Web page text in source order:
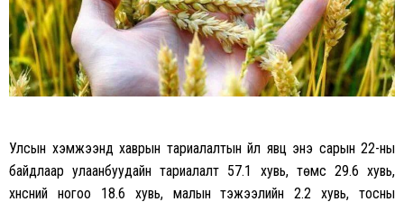
Улсын хэмжээнд хаврын тариалалтын үйл явц энэ сарын 22-ны
байдлаар улаанбуудайн тариалалт 57.1 хувь, төмс 29.6 хувь,
хүнсний ногоо 18.6 хувь, малын тэжээлийн 2.2 хувь, тосны